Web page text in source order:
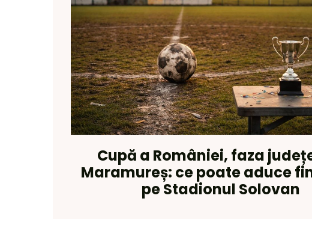
Cupă a României, faza
Maramureș: ce poate aduce
pe Stadionul Solovan